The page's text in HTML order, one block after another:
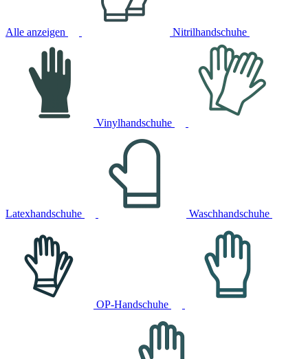
Alle anzeigen Nitrilhandschuhe
Vinylhandschuhe
Latexhandschuhe Waschhandschuhe
OP-Handschuhe